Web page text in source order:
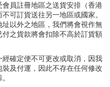
員註冊地區之送貨安排（香港
可訂貨送往另一地區或國家。
以外之地區，我們將會視作無
之貨款將會扣除不高於訂貨額
確定便不可更改或取消，因我
及付運，因此不存在任何修改